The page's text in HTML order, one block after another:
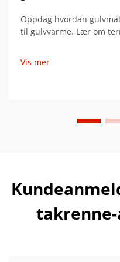
Oppdag hvordan
til gulvvarme. Lær om
redusere
eksperttips for
Vis mer